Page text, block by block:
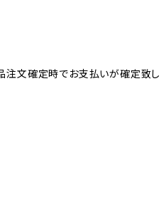
注文確定時でお支払いが確定致し